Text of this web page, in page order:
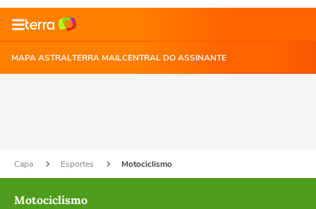
MAPA ASTRALTERRA MAILCENTRAL DO ASSINANTE
Capa Esportes Motociclismo
Motociclismo